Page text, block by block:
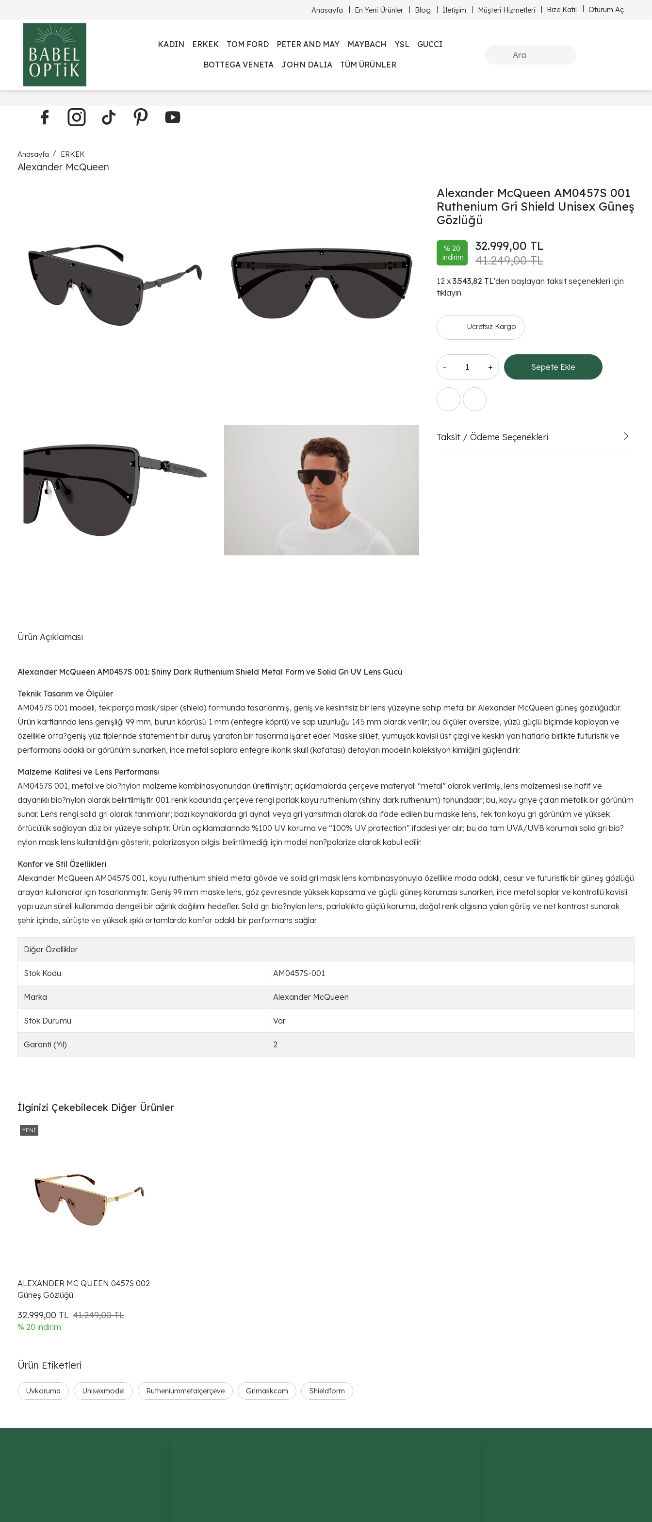
Anasayfa En Yeni Ürünler Blog İletişim Müşteri Hizmetleri Bize Katıl Oturum Aç
KADIN ERKEK TOM FORD PETER AND MAY MAYBACH YSL GUCCI
BOTTEGA VENETA JOHN DALIA TÜM ÜRÜNLER
Anasayfa ERKEK
Alexander McQueen
Alexander McQueen AM0457S 001
Ruthenium Gri Shield Unisex Güneş
Gözlüğü
% 20
indirim
41.249,00 TL
32.999,00 TL
3.543,82 TL'den başlayan taksit seçenekleri için
tıklayın.
Ücretsiz Kargo
- + Sepete Ekle
Taksit / Ödeme Seçenekleri
Ürün Açıklaması
Alexander McQueen AM0457S 001: Shiny Dark Ruthenium Shield Metal Form ve Solid Gri UV Lens Gücü
Teknik Tasarım ve Ölçüler
AM0457S 001 modeli, tek parça mask/siper (shield) formunda tasarlanmış, geniş ve kesintisiz bir lens yüzeyine sahip metal bir Alexander McQueen güneş gözlüğüdür.
Ürün kartlarında lens genişliği 99 mm, burun köprüsü 1 mm (entegre köprü) ve sap uzunluğu 145 mm olarak verilir; bu ölçüler oversize, yüzü güçlü biçimde kaplayan ve
özellikle orta?geniş yüz tiplerinde statement bir duruş yaratan bir tasarıma işaret eder. Maske silüet, yumuşak kavisli üst çizgi ve keskin yan hatlarla birlikte futuristik ve
performans odaklı bir görünüm sunarken, ince metal saplara entegre ikonik skull (kafatası) detayları modelin koleksiyon kimliğini güçlendirir.
Malzeme Kalitesi ve Lens Performansı
AM0457S 001, metal ve bio?nylon malzeme kombinasyonundan üretilmiştir; açıklamalarda çerçeve materyali “metal” olarak verilmiş, lens malzemesi ise hafif ve
dayanıklı bio?nylon olarak belirtilmiştir. 001 renk kodunda çerçeve rengi parlak koyu ruthenium (shiny dark ruthenium) tonundadır; bu, koyu griye çalan metalik bir görünüm
sunar. Lens rengi solid gri olarak tanımlanır; bazı kaynaklarda gri aynalı veya gri yansıtmalı olarak da ifade edilen bu maske lens, tek ton koyu gri görünüm ve yüksek
örtücülük sağlayan düz bir yüzeye sahiptir. Ürün açıklamalarında %100 UV koruma ve “100% UV protection” ifadesi yer alır; bu da tam UVA/UVB korumalı solid gri bio?
nylon mask lens kullanıldığını gösterir, polarizasyon bilgisi belirtilmediği için model non?polarize olarak kabul edilir.
Konfor ve Stil Özellikleri
Alexander McQueen AM0457S 001, koyu ruthenium shield metal gövde ve solid gri mask lens kombinasyonuyla özellikle moda odaklı, cesur ve futuristik bir güneş gözlüğü
arayan kullanıcılar için tasarlanmıştır. Geniş 99 mm maske lens, göz çevresinde yüksek kapsama ve güçlü güneş koruması sunarken, ince metal saplar ve kontrollü kavisli
yapı uzun süreli kullanımda dengeli bir ağırlık dağılımı hedefler. Solid gri bio?nylon lens, parlaklıkta güçlü koruma, doğal renk algısına yakın görüş ve net kontrast sunarak
şehir içinde, sürüşte ve yüksek ışıklı ortamlarda konfor odaklı bir performans sağlar.
Diğer Özellikler
Stok Kodu AM0457S-001
Marka Alexander McQueen
Stok Durumu Var
Garanti (Yıl) 2
İlginizi Çekebilecek Diğer Ürünler
ALEXANDER MC QUEEN 0457S 002
Güneş Gözlüğü
32.999,00 TL 41.249,00 TL
% 20 indirim
Ürün Etiketleri
Uvkoruma Unisexmodel Rutheniummetalçerçeve Grimaskcam Shieldform